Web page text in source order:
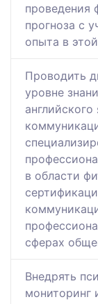
проведения
прогноза с
опыта в
Проводить
уровне
в области
сферах
Внедрять
мониторинг